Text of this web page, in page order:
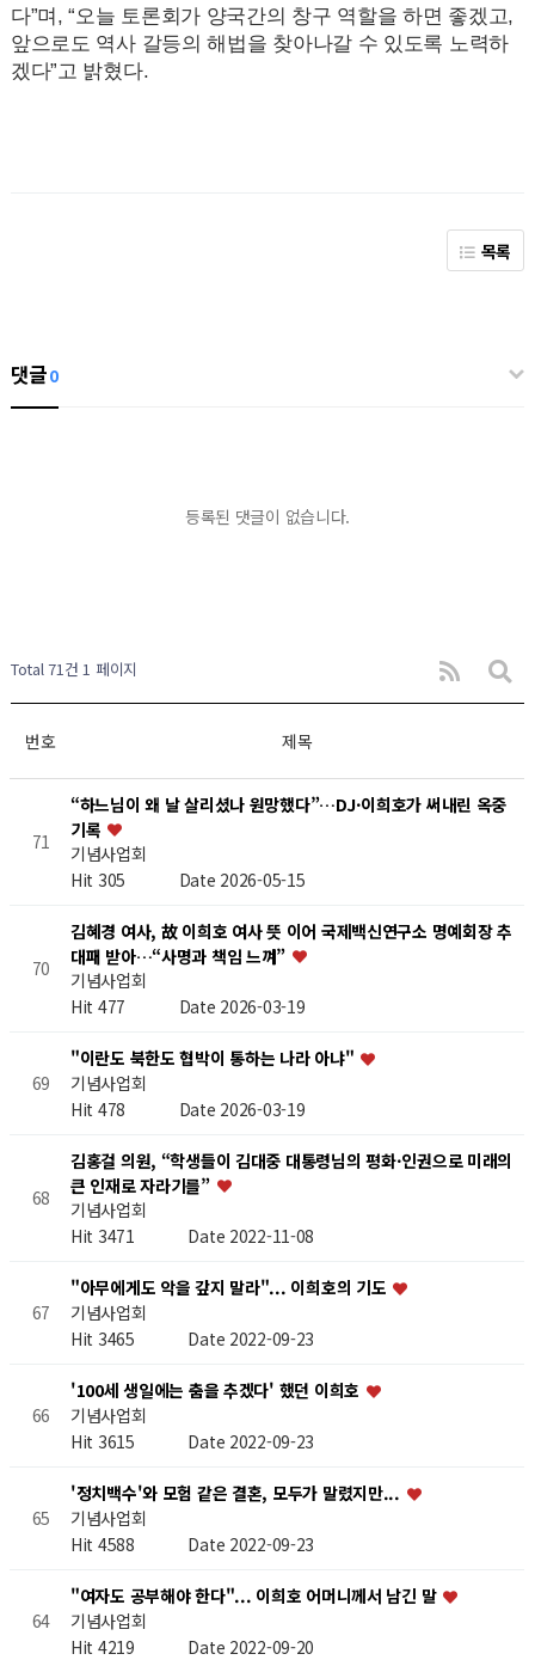
다”며, “오늘 토론회가 양국간의 창구 역할을 하면 좋겠고,
앞으로도 역사 갈등의 해법을 찾아나갈 수 있도록 노력하
겠다”고 밝혔다.
목록
댓글0
등록된 댓글이 없습니다.
Total 71건 1 페이지
번호 제목
71
“하느님이 왜 날 살리셨나 원망했다”…DJ·이희호가 써내린 옥중
기록
기념사업회
Hit 305 Date 2026-05-15
70
김혜경 여사, 故 이희호 여사 뜻 이어 국제백신연구소 명예회장 추
대패 받아…“사명과 책임 느껴”
기념사업회
Hit 477 Date 2026-03-19
69
"이란도 북한도 협박이 통하는 나라 아냐"
기념사업회
Hit 478 Date 2026-03-19
68
김홍걸 의원, “학생들이 김대중 대통령님의 평화·인권으로 미래의
큰 인재로 자라기를”
기념사업회
Hit 3471 Date 2022-11-08
67
"아무에게도 악을 갚지 말라"... 이희호의 기도
기념사업회
Hit 3465 Date 2022-09-23
66
'100세 생일에는 춤을 추겠다' 했던 이희호
기념사업회
Hit 3615 Date 2022-09-23
65
'정치백수'와 모험 같은 결혼, 모두가 말렸지만...
기념사업회
Hit 4588 Date 2022-09-23
64
"여자도 공부해야 한다"... 이희호 어머니께서 남긴 말
기념사업회
Hit 4219 Date 2022-09-20